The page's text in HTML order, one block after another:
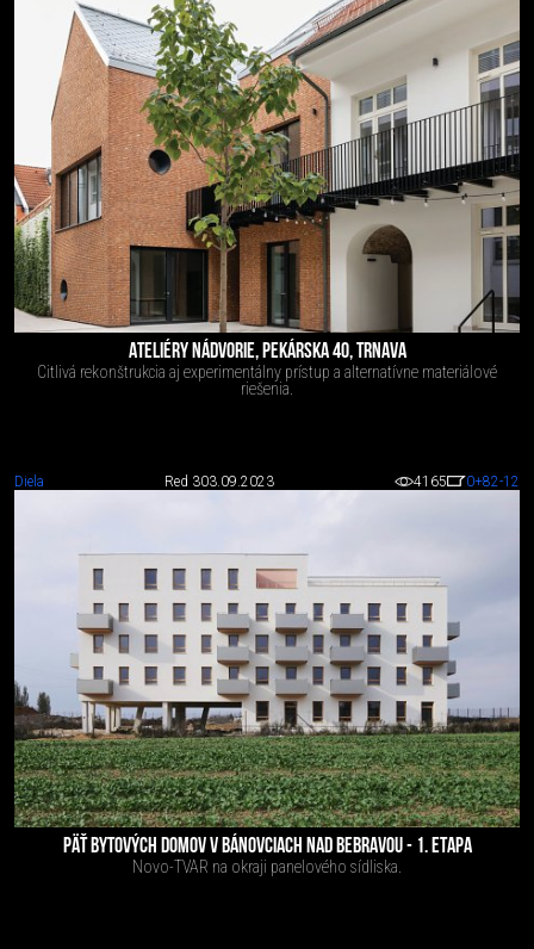
ATELIÉRY NÁDVORIE, PEKÁRSKA 40, TRNAVA
Citlivá rekonštrukcia aj experimentálny prístup a alternatívne materiálové
riešenia.
Diela Red 303.09.2023 4165 0+82-12
PÄŤ BYTOVÝCH DOMOV V BÁNOVCIACH NAD BEBRAVOU - 1. ETAPA
Novo-TVAR na okraji panelového sídliska.